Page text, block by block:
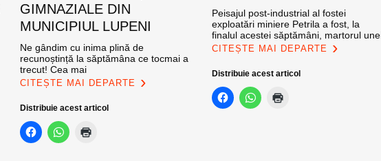
GIMNAZIALE DIN
MUNICIPIUL LUPENI
Ne gândim cu inima plină de
recunoștință la săptămâna ce tocmai a
trecut! Cea mai
CITEȘTE MAI DEPARTE
Distribuie acest articol
Peisajul post-industrial al fostei
exploatări miniere Petrila a fost, la
finalul acestei săptămâni, martorul
CITEȘTE MAI DEPARTE
Distribuie acest articol